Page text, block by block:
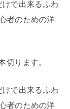
切ります。